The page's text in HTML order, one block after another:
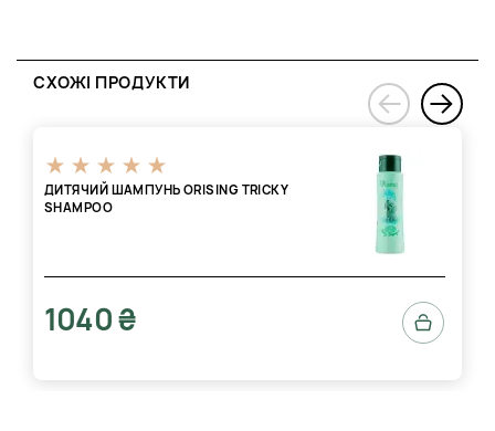
СХОЖІ ПРОДУКТИ
ДИТЯЧИЙ ШАМПУНЬ ORISING TRICKY
SHAMPOO
1040 ₴
‹
›